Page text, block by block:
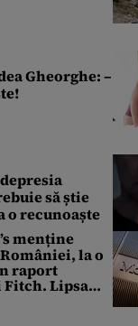
Gheorghe: –
să știe
o recunoaște
menține
la o
raport
Lipsa
depline,